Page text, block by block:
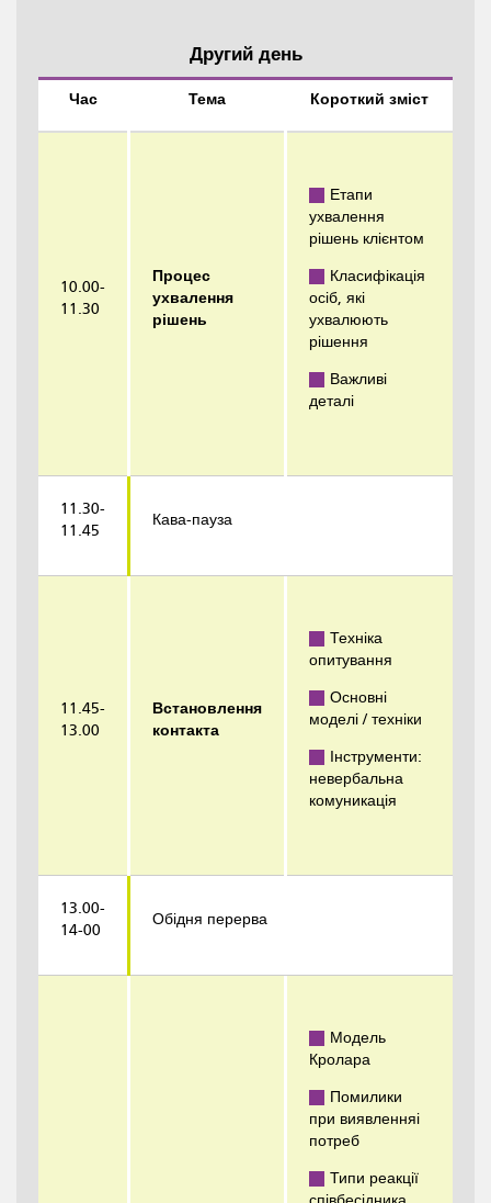
Другий день
Час Тема Короткий зміст
10.00-
11.30
Процес
ухвалення
рішень
Етапи
ухвалення
рішень клієнтом
Класифікація
осіб, які
ухвалюють
рішення
Важливі
деталі
11.30-
11.45
Кава-пауза
11.45-
13.00
Встановлення
контакта
Техніка
опитування
Основні
моделі / техніки
Інструменти:
невербальна
комуникація
13.00-
14-00
Обідня перерва
Модель
Кролара
Помилики
при виявленняі
потреб
Типи реакції